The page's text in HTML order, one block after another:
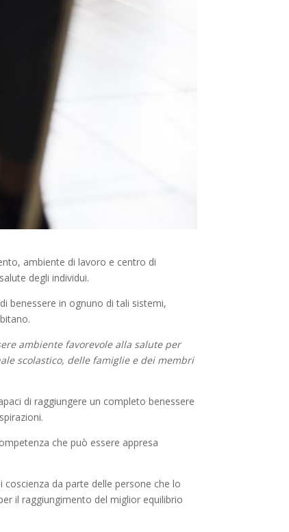
ambiente di lavoro e centro di
degli individui.
benessere in ognuno di tali sistemi,
ambiente favorevole alla salute per
scolastico, delle famiglie e dei membri
di raggiungere un completo benessere
che può essere appresa
da parte delle persone che lo
il raggiungimento del miglior equilibrio